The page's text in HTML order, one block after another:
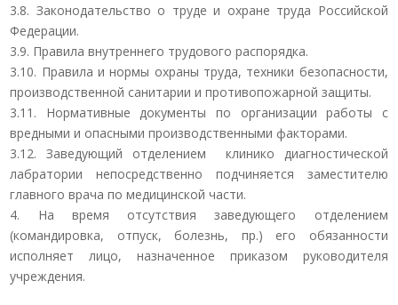
3.8. Законодательство о труде и охране труда Российской
Федерации.
3.9. Правила внутреннего трудового распорядка.
3.10. Правила и нормы охраны труда, техники безопасности,
производственной санитарии и противопожарной защиты.
3.11. Нормативные документы по организации работы с
вредными и опасными производственными факторами.
3.12. Заведующий отделением клинико диагностической
лабратории непосредственно подчиняется заместителю
главного врача по медицинской части.
4. На время отсутствия заведующего отделением
(командировка, отпуск, болезнь, пр.) его обязанности
исполняет лицо, назначенное приказом руководителя
учреждения.